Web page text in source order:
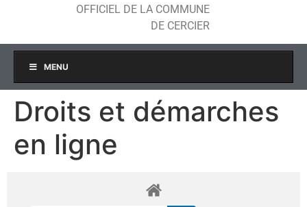
OFFICIEL DE LA COMMUNE
DE CERCIER
MENU
Droits et démarches
en ligne